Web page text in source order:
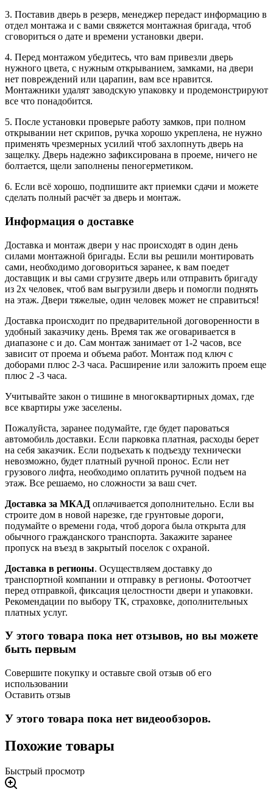
3. Поставив дверь в резерв, менеджер передаст информацию в
отдел монтажа и с вами свяжется монтажная бригада, чтоб
сговориться о дате и времени установки двери.
4. Перед монтажом убедитесь, что вам привезли дверь
нужного цвета, с нужным открыванием, замками, на двери
нет повреждений или царапин, вам все нравится.
Монтажники удалят заводскую упаковку и продемонстрируют
все что понадобится.
5. После установки проверьте работу замков, при полном
открывании нет скрипов, ручка хорошо укреплена, не нужно
применять чрезмерных усилий чтоб захлопнуть дверь на
защелку. Дверь надежно зафиксирована в проеме, ничего не
болтается, щели заполнены пеногерметиком.
6. Если всё хорошо, подпишите акт приемки сдачи и можете
сделать полный расчёт за дверь и монтаж.
Информация о доставке
Доставка и монтаж двери у нас происходят в один день
силами монтажной бригады. Если вы решили монтировать
сами, необходимо договориться заранее, к вам поедет
доставщик и вы сами сгрузите дверь или отправить бригаду
из 2х человек, чтоб вам выгрузили дверь и помогли поднять
на этаж. Двери тяжелые, один человек может не справиться!
Доставка происходит по предварительной договоренности в
удобный заказчику день. Время так же оговаривается в
диапазоне с и до. Сам монтаж занимает от 1-2 часов, все
зависит от проема и объема работ. Монтаж под ключ с
доборами плюс 2-3 часа. Расширение или заложить проем еще
плюс 2 -3 часа.
Учитывайте закон о тишине в многоквартирных домах, где
все квартиры уже заселены.
Пожалуйста, заранее подумайте, где будет пароваться
автомобиль доставки. Если парковка платная, расходы берет
на себя заказчик. Если подъехать к подъезду технически
невозможно, будет платный ручной пронос. Если нет
грузового лифта, необходимо оплатить ручной подъем на
этаж. Все решаемо, но сложности за ваш счет.
Доставка за МКАД оплачивается дополнительно. Если вы
строите дом в новой нарезке, где грунтовые дороги,
подумайте о времени года, чтоб дорога была открыта для
обычного гражданского транспорта. Закажите заранее
пропуск на въезд в закрытый поселок с охраной.
Доставка в регионы. Осуществляем доставку до
транспортной компании и отправку в регионы. Фотоотчет
перед отправкой, фиксация целостности двери и упаковки.
Рекомендации по выбору ТК, страховке, дополнительных
платных услуг.
У этого товара пока нет отзывов, но вы можете
быть первым
Совершите покупку и оставьте свой отзыв об его
использовании
Оставить отзыв
У этого товара пока нет видеообзоров.
Похожие товары
Быстрый просмотр